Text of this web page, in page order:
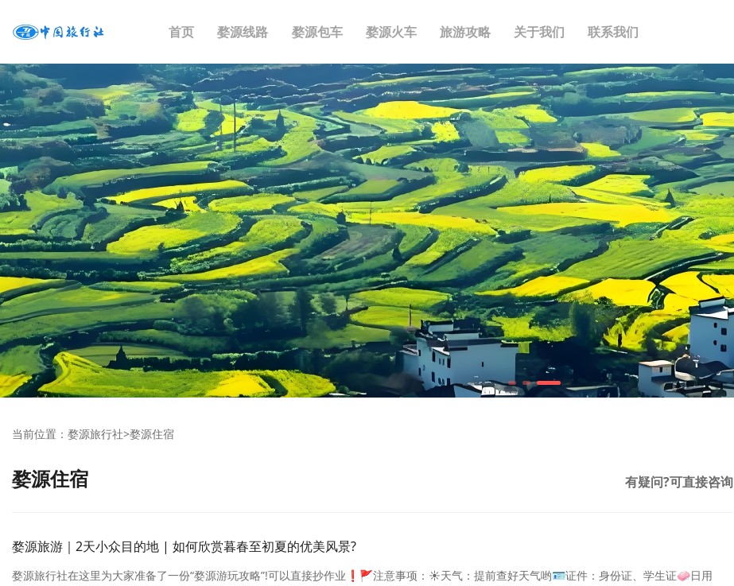
首页 婺源线路 婺源包车 婺源火车 旅游攻略 关于我们 联系我们
当前位置： 婺源旅行社>婺源住宿
婺源住宿 有疑问?可直接咨询
婺源旅游｜2天小众目的地 | 如何欣赏暮春至初夏的优美风景?
婺源旅行社在这里为大家准备了一份“婺源游玩攻略”!可以直接抄作业❗️🚩注意事项：☀️天气：提前查好天气哟🪪证件：身份证、学生证🧼日用